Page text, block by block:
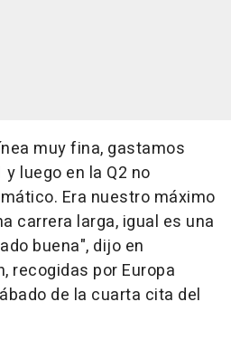
muy fina, gastamos
luego en la Q2 no
Era nuestro máximo
carrera larga, igual es una
buena", dijo en
recogidas por Europa
de la cuarta cita del